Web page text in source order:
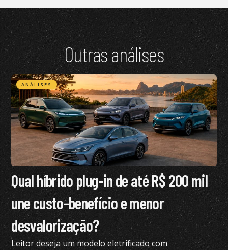
Outras análises
ANÁLISES
Qual híbrido plug-in de até R$ 200 mil
une custo-benefício e menor
desvalorização?
Leitor deseja um modelo eletrificado com